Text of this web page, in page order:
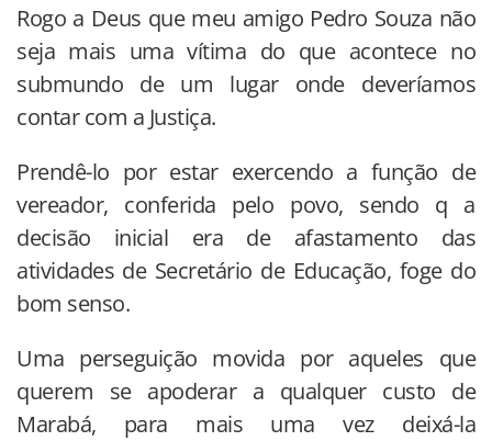
Rogo a Deus que meu amigo Pedro Souza não
seja mais uma vítima do que acontece no
submundo de um lugar onde deveríamos
contar com a Justiça.
Prendê-lo por estar exercendo a função de
vereador, conferida pelo povo, sendo q a
decisão inicial era de afastamento das
atividades de Secretário de Educação, foge do
bom senso.
Uma perseguição movida por aqueles que
querem se apoderar a qualquer custo de
Marabá, para mais uma vez deixá-la